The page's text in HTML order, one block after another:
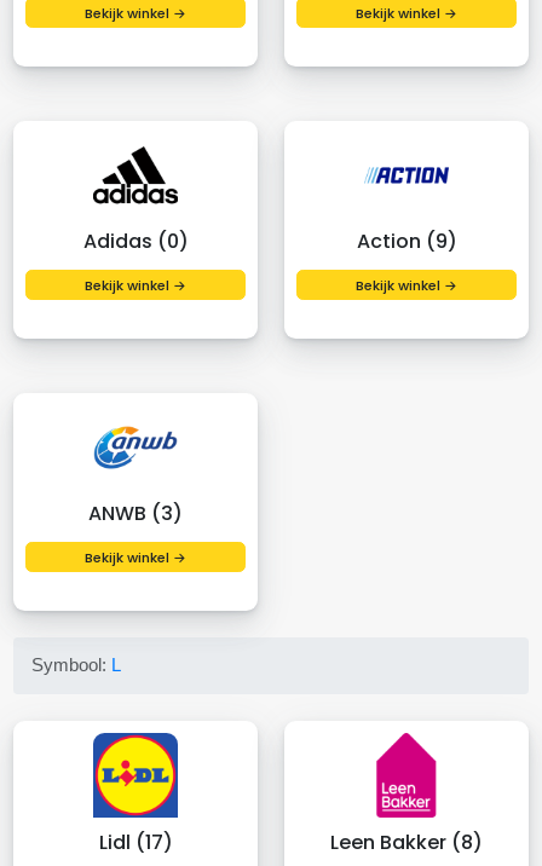
Bekijk winkel → Bekijk winkel →
Adidas (0)
Bekijk winkel →
Action (9)
Bekijk winkel →
ANWB (3)
Bekijk winkel →
Symbool: L
Lidl (17) Leen Bakker (8)